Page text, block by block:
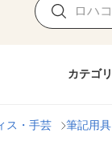
カテゴ
ス・手芸 筆記用具